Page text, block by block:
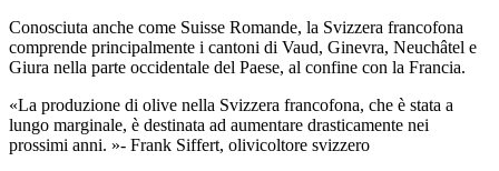
Conosciuta anche come Suisse Romande, la Svizzera francofona
comprende principalmente i cantoni di Vaud, Ginevra, Neuchâtel e
Giura nella parte occidentale del Paese, al confine con la Francia.
La produzione di olive nella Svizzera francofona, che è stata a
lungo marginale, è destinata ad aumentare drasticamente nei
prossimi anni.
- Frank Siffert, olivicoltore svizzero